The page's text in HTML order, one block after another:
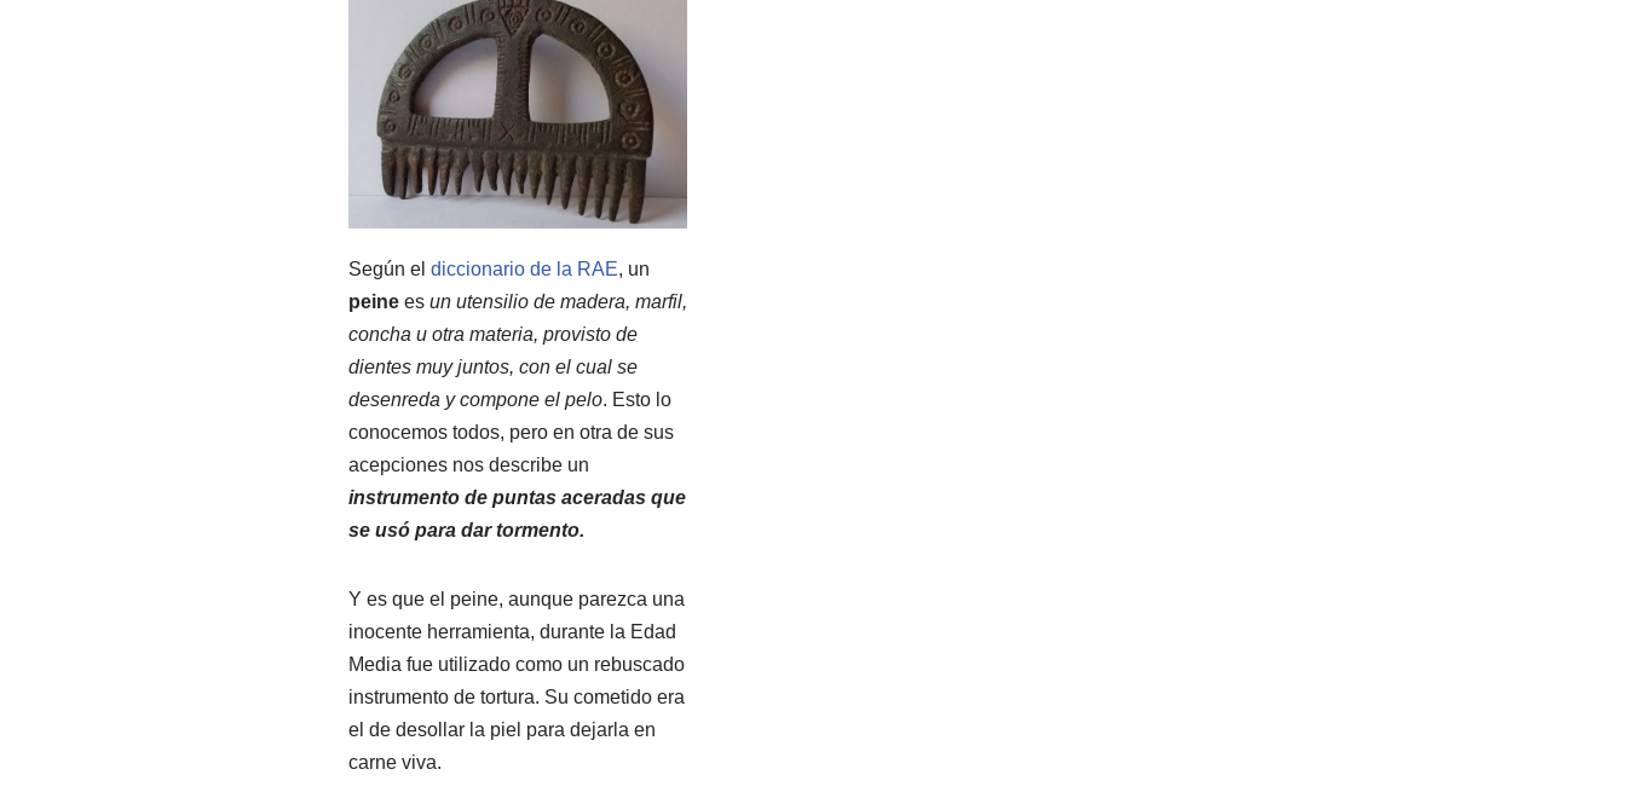
Según el diccionario de la RAE, un
peinees un utensilio de madera, marfil,
concha u otra materia, provisto de
dientes muy juntos, con el cual se
desenreda y compone el pelo. Esto lo
conocemos todos, pero en otra de sus
acepciones nos describe un
instrumento de puntas aceradas que
se usó para dar tormento.
Y es que el peine, aunque parezca una
inocente herramienta, durante la Edad
Media fue utilizado como un rebuscado
instrumento de tortura. Su cometido era
el de desollar la piel para dejarla en
carne viva.